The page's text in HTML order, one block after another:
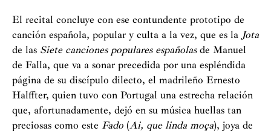
El recital concluye con ese contundente prototipo de
canción española, popular y culta a la vez, que es la Jota
de las Siete canciones populares españolasde Manuel
de Falla, que va a sonar precedida por una espléndida
página de su discípulo dilecto, el madrileño Ernesto
Halffter, quien tuvo con Portugal una estrecha relación
que, afortunadamente, dejó en su música huellas tan
preciosas como este Fado (Ai, que linda moça), joya de